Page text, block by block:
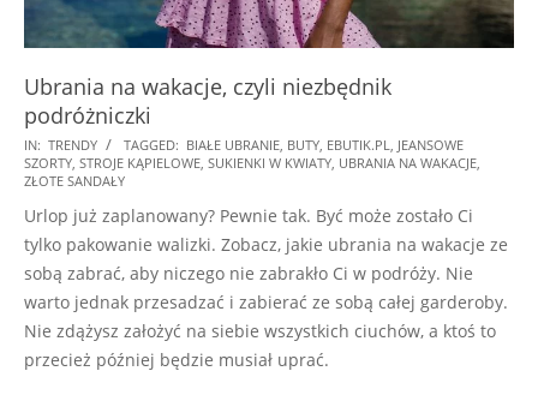
Ubrania na wakacje, czyli niezbędnik
podróżniczki
2018-
08-
IN: TRENDY TAGGED: BIAŁE UBRANIE BUTY EBUTIK.PL
JEANSOWE
SZORTY STROJE KĄPIELOWE SUKIENKI W KWIATY UBRANIA NA WAKACJE
ZŁOTE SANDAŁY
Urlop już zaplanowany? Pewnie tak. Być może zostało Ci
tylko pakowanie walizki. Zobacz, jakie ubrania na wakacje ze
sobą zabrać, aby niczego nie zabrakło Ci w podróży. Nie
warto jednak przesadzać i zabierać ze sobą całej garderoby.
Nie zdążysz założyć na siebie wszystkich ciuchów, a ktoś to
przecież później będzie musiał uprać.